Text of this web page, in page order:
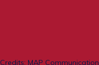
Credits: MAP Communication